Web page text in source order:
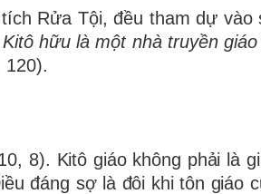
Rửa Tội, đều tham dự vào
Kitô hữu là một nhà truyền
120).
8). Kitô giáo không phải là
đáng sợ là đôi khi tôn giáo